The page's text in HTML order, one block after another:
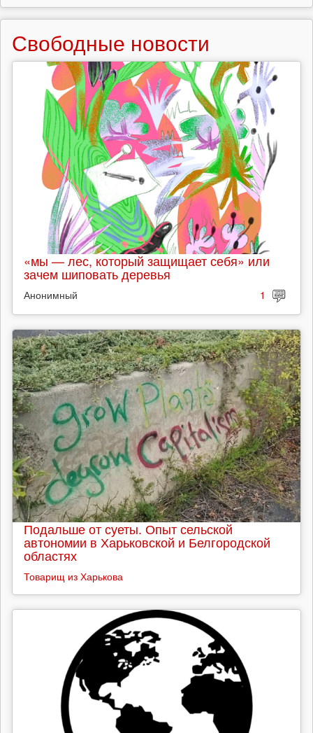
Свободные новости
«мы — лес, который защищает себя» или
зачем шиповать деревья
Анонимный 1
Подальше от суеты. Опыт сельской
автономии в Харьковской и Белгородской
областях
Товарищ из Харькова